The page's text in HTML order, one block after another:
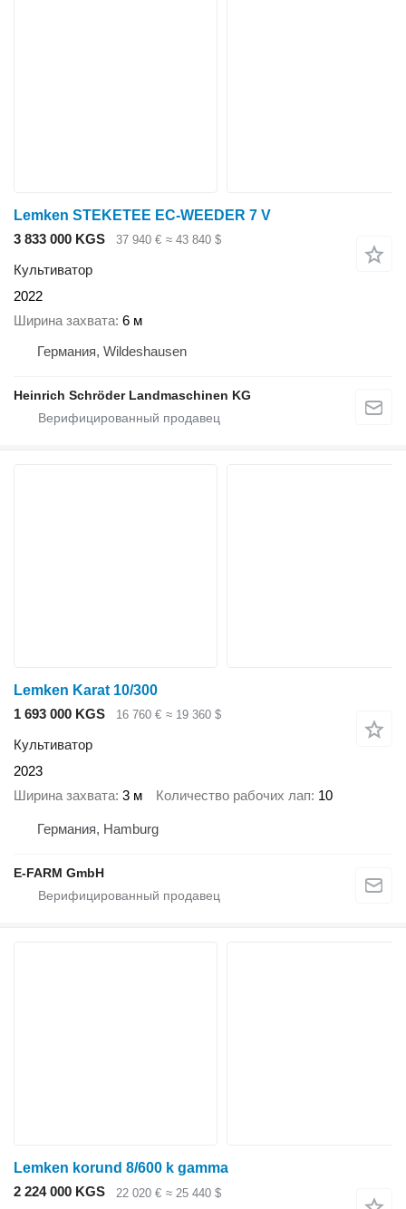
Lemken STEKETEE EC-WEEDER 7 V
3 833 000 KGS
37 940 € ≈ 43 840 $
Культиватор
2022
Ширина захвата 6 м
Германия, Wildeshausen
Heinrich Schröder Landmaschinen KG
Lemken Karat 10/300
1 693 000 KGS
16 760 € ≈ 19 360 $
Культиватор
2023
Ширина захвата 3 м Количество рабочих лап 10
Германия, Hamburg
E-FARM GmbH
Lemken korund 8/600 k gamma
2 224 000 KGS
22 020 € ≈ 25 440 $